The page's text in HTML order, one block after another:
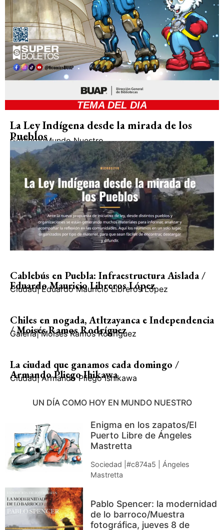
TEMA DEL DIA
La Ley Indígena desde la mirada de los
Pueblos
GobiernoMundo Nuestro
Cablebús en Puebla: Infraestructura Aislada /
Eduardo Mauricio Libreros López
Ciudad| Eduardo Mauricio Libreros López
Chiles en nogada, Atltzayanca e Independencia
/ Moisés Ramos Rodríguez
Galería| Moisés Ramos Rodríguez
La ciudad que ganamos cada domingo /
Armando Pliego Ihikawa
Ciudad| Armando Pliego Ishikawa
UN DÍA COMO HOY EN MUNDO NUESTRO
Enigma en los zapatos/El
Puerto Libre de Ángeles
Mastretta
Sociedad |#c874a5 | Ángeles
Mastretta
Pablo Spencer: la modernidad
de lo barroco/Muestra
fotográfica, jueves 8 de